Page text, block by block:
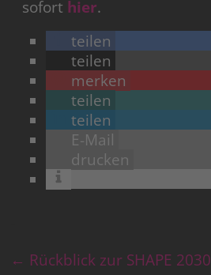
sofort hier.
teilen
teilen
merken
teilen
teilen
E-Mail
drucken
← Rückblick zur SHAPE 2030